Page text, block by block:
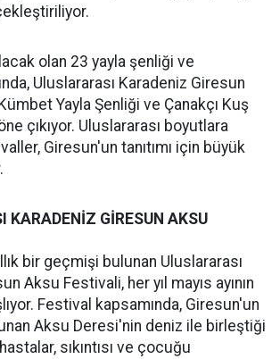
olan 23 yayla şenliği ve
Uluslararası Karadeniz Giresun
Yayla Şenliği ve Çanakçı Kuş
çıkıyor. Uluslararası boyutlara
Giresun'un tanıtımı için büyük
KARADENİZ GİRESUN AKSU
bir geçmişi bulunan Uluslararası
Aksu Festivali, her yıl mayıs ayının
Festival kapsamında, Giresun'un
Aksu Deresi'nin deniz ile birleştiği
sıkıntısı ve çocuğu